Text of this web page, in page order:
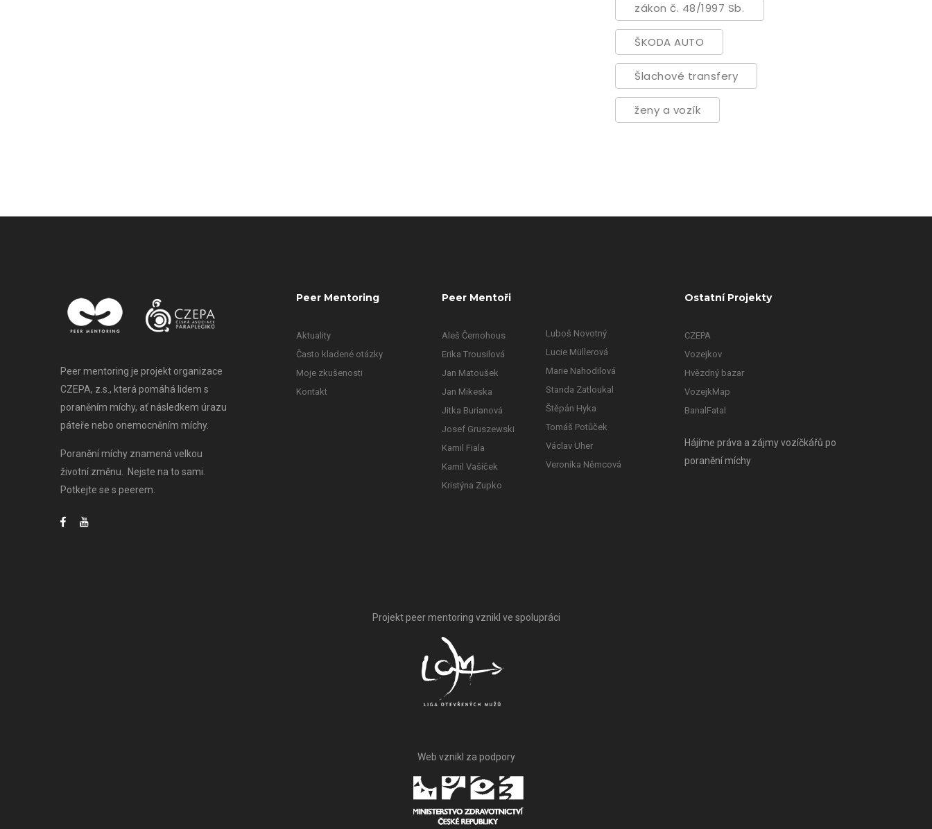
zákon č. 48/1997 Sb.
ŠKODA AUTO
Šlachové transfery
ženy a vozík
Peer mentoring je projekt organizace
CZEPA, z.s., která pomáhá lidem s
poraněním míchy, ať následkem úrazu
páteře nebo onemocněním míchy.
Poranění míchy znamená velkou
životní změnu. Nejste na to sami.
Potkejte se s peerem.
Peer Mentoring
Aktuality
Často kladené otázky
Moje zkušenosti
Kontakt
Peer Mentoři
Aleš Černohous
Erika Trousilová
Jan Matoušek
Jan Mikeska
Jitka Burianová
Josef Gruszewski
Kamil Fiala
Kamil Vašíček
Kristýna Zupko
Luboš Novotný
Lucie Müllerová
Marie Nahodilová
Standa Zatloukal
Štěpán Hyka
Tomáš Potůček
Václav Uher
Veronika Němcová
Ostatní Projekty
CZEPA
Vozejkov
Hvězdný bazar
VozejkMap
BanalFatal
Hájíme práva a zájmy vozíčkářů po
poranění míchy
Projekt peer mentoring vznikl ve spolupráci
Web vznikl za podpory